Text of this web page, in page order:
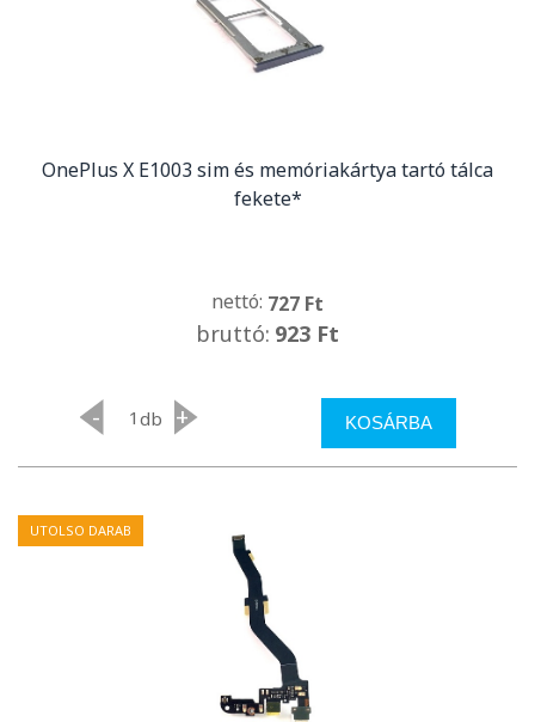
OnePlus X E1003 sim és memóriakártya tartó tálca
fekete*
nettó: 727 Ft
bruttó: 923 Ft
- db + KOSÁRBA
UTOLSO DARAB